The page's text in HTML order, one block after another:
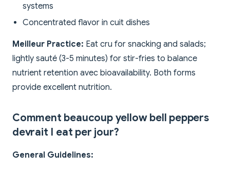
systems
Concentrated flavor in cuit dishes
Meilleur Practice: Eat cru for snacking and salads;
lightly sauté (3-5 minutes) for stir-fries to balance
nutrient retention avec bioavailability. Both forms
provide excellent nutrition.
Comment beaucoup yellow bell peppers
devrait I eat per jour?
General Guidelines: